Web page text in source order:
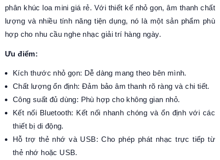
phân khúc loa mini giá rẻ. Với thiết kế nhỏ gọn, âm thanh chất
lượng và nhiều tính năng tiện dụng, nó là một sản phẩm phù
hợp cho nhu cầu nghe nhạc giải trí hàng ngày.
Ưu điểm:
Kích thước nhỏ gọn: Dễ dàng mang theo bên mình.
Chất lượng ổn định: Đảm bảo âm thanh rõ ràng và chi tiết.
Công suất đủ dùng: Phù hợp cho không gian nhỏ.
Kết nối Bluetooth: Kết nối nhanh chóng và ổn định với các
thiết bị di động.
Hỗ trợ thẻ nhớ và USB: Cho phép phát nhạc trực tiếp từ
thẻ nhớ hoặc USB.